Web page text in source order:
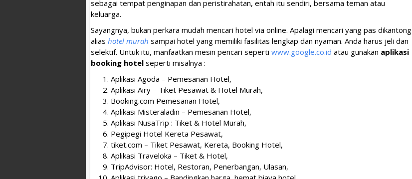
sebagai tempat penginapan dan peristirahatan, entah itu sendiri, bersama teman atau
keluarga.
Sayangnya, bukan perkara mudah mencari hotel via online. Apalagi mencari yang pas dikantong
alias hotel murah sampai hotel yang memiliki fasilitas lengkap dan nyaman. Anda harus jeli dan
selektif. Untuk itu, manfaatkan mesin pencari seperti www.google.co.id atau gunakan aplikasi
booking hotel seperti misalnya :
Aplikasi Agoda – Pemesanan Hotel,
Aplikasi Airy – Tiket Pesawat & Hotel Murah,
Booking.com Pemesanan Hotel,
Aplikasi Misteraladin – Pemesanan Hotel,
Aplikasi NusaTrip : Tiket & Hotel Murah,
Pegipegi Hotel Kereta Pesawat,
tiket.com – Tiket Pesawat, Kereta, Booking Hotel,
Aplikasi Traveloka – Tiket & Hotel,
TripAdvisor: Hotel, Restoran, Penerbangan, Ulasan,